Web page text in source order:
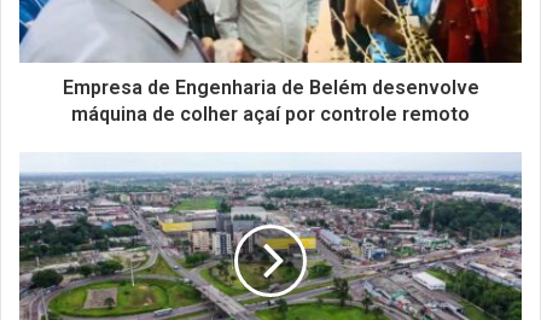
Empresa de Engenharia de Belém desenvolve
máquina de colher açaí por controle remoto